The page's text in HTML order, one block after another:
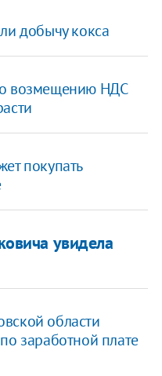
добычу кокса
возмещению НДС
покупать
увидела
области
заработной плате